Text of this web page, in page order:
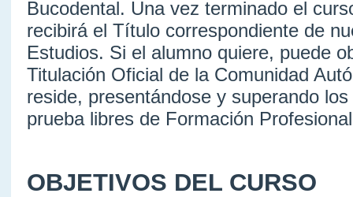
Bucodental. Una vez terminado el
recibirá el Título correspondiente de
Estudios. Si el alumno quiere, puede
Titulación Oficial de la Comunidad
reside, presentándose y superando
prueba libres de Formación Profesional
OBJETIVOS DEL CURSO